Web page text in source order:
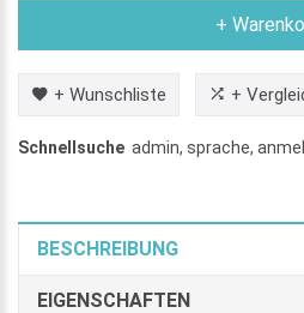
+
+ Wunschliste +
Schnellsuche admin, sprache,
BESCHREIBUNG
EIGENSCHAFTEN